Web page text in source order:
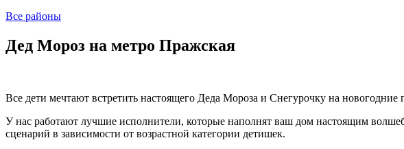
Все районы
Дед Мороз на метро Пражская
Все дети мечтают встретить настоящего Деда Мороза и Снегурочку на новогодние
У нас работают лучшие исполнители, которые наполнят ваш дом настоящим
сценарий в зависимости от возрастной категории детишек.